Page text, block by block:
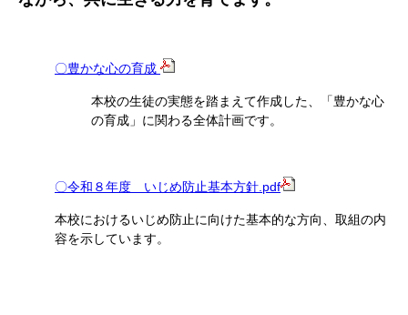
〇豊かな心の育成
本校の生徒の実態を踏まえて作成した、「豊かな心
の育成」に関わる全体計画です。
〇令和８年度 いじめ防止基本方針.pdf
本校におけるいじめ防止に向けた基本的な方向、取組の内
容を示しています。